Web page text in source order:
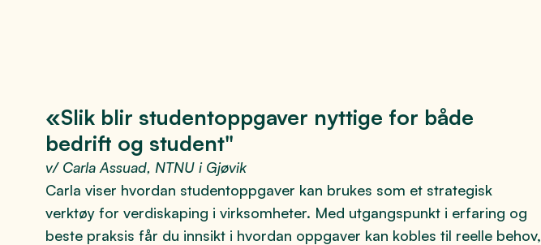
«Slik blir studentoppgaver nyttige for både
bedrift og student"
v/ Carla Assuad, NTNU i Gjøvik
Carla viser hvordan studentoppgaver kan brukes som et strategisk
verktøy for verdiskaping i virksomheter. Med utgangspunkt i erfaring og
beste praksis får du innsikt i hvordan oppgaver kan kobles til reelle behov,